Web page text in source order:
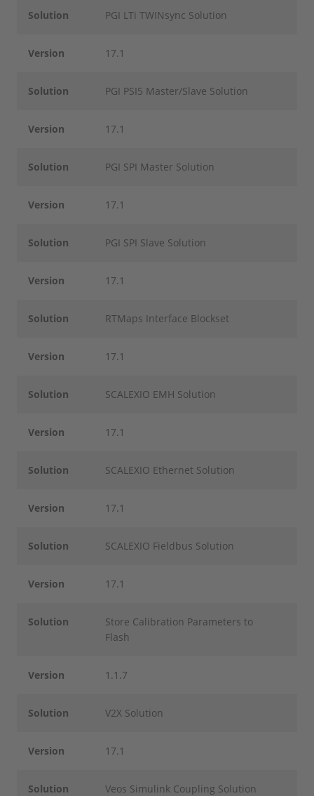
Solution PGI LTi TWINsync Solution
Version 17.1
Solution PGI PSI5 Master/Slave Solution
Version 17.1
Solution PGI SPI Master Solution
Version 17.1
Solution PGI SPI Slave Solution
Version 17.1
Solution RTMaps Interface Blockset
Version 17.1
Solution SCALEXIO EMH Solution
Version 17.1
Solution SCALEXIO Ethernet Solution
Version 17.1
Solution SCALEXIO Fieldbus Solution
Version 17.1
Solution
Store Calibration Parameters to
Flash
Version 1.1.7
Solution V2X Solution
Version 17.1
Solution Veos Simulink Coupling Solution